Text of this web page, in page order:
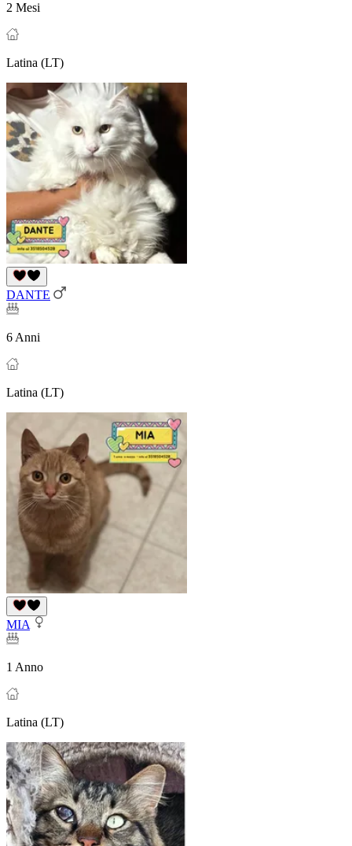
2 Mesi
Latina (LT)
DANTE
6 Anni
Latina (LT)
MIA
1 Anno
Latina (LT)